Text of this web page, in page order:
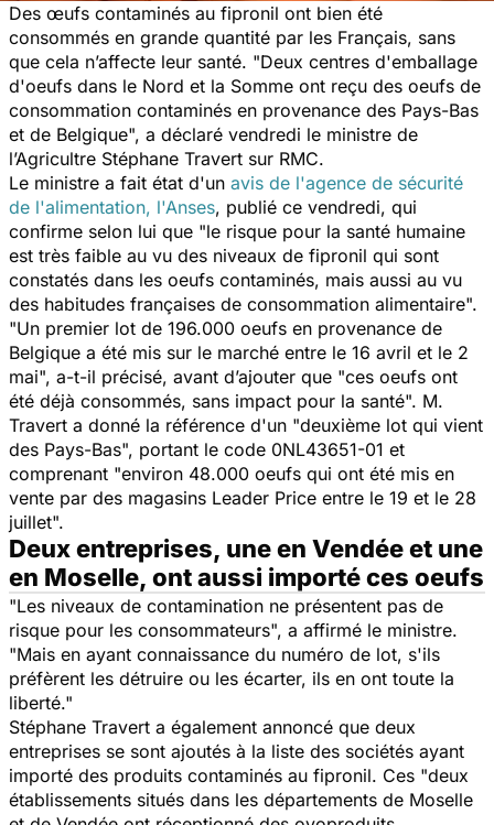
Des œufs contaminés au fipronil ont bien été
consommés en grande quantité par les Français, sans
que cela n’affecte leur santé. "Deux centres d'emballage
d'oeufs dans le Nord et la Somme ont reçu des oeufs de
consommation contaminés en provenance des Pays-Bas
et de Belgique", a déclaré vendredi le ministre de
l’Agricultre Stéphane Travert sur RMC.
Le ministre a fait état d'un avis de l'agence de sécurité
de l'alimentation, l'Anses, publié ce vendredi, qui
confirme selon lui que "le risque pour la santé humaine
est très faible au vu des niveaux de fipronil qui sont
constatés dans les oeufs contaminés, mais aussi au vu
des habitudes françaises de consommation alimentaire".
"Un premier lot de 196.000 oeufs en provenance de
Belgique a été mis sur le marché entre le 16 avril et le 2
mai", a-t-il précisé, avant d’ajouter que "ces oeufs ont
été déjà consommés, sans impact pour la santé". M.
Travert a donné la référence d'un "deuxième lot qui vient
des Pays-Bas", portant le code 0NL43651-01 et
comprenant "environ 48.000 oeufs qui ont été mis en
vente par des magasins Leader Price entre le 19 et le 28
juillet".
Deux entreprises, une en Vendée et une
en Moselle, ont aussi importé ces oeufs
"Les niveaux de contamination ne présentent pas de
risque pour les consommateurs", a affirmé le ministre.
"Mais en ayant connaissance du numéro de lot, s'ils
préfèrent les détruire ou les écarter, ils en ont toute la
liberté."
Stéphane Travert a également annoncé que deux
entreprises se sont ajoutés à la liste des sociétés ayant
importé des produits contaminés au fipronil. Ces "deux
établissements situés dans les départements de Moselle